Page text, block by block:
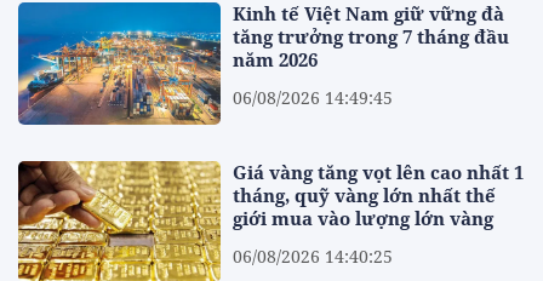
Kinh tế Việt Nam giữ vững đà
tăng trưởng trong 7 tháng đầu
năm 2026
06/08/2026 14:49:45
Giá vàng tăng vọt lên cao nhất 1
tháng, quỹ vàng lớn nhất thế
giới mua vào lượng lớn vàng
06/08/2026 14:40:25